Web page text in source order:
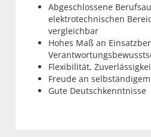
Abgeschlossene
elektrotechnischen
vergleichbar
Hohes Maß an
Flexibilität,
Freude an
Gute Deutschkenntnisse